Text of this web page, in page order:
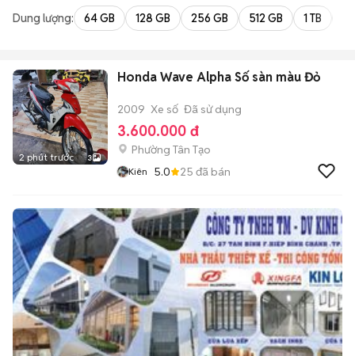
Dung lượng: 64 GB 128 GB 256 GB 512 GB 1 TB
2 phút trước 3
Honda Wave Alpha Số sàn màu Đỏ
2009 Xe số Đã sử dụng
3.600.000 đ
Phường Tân Tạo
Kiên 5.0 25 đã bán